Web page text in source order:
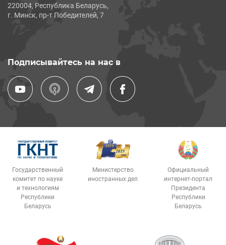
220004, Республика Беларусь,
г. Минск, пр-т Победителей, 7
Подписывайтесь на нас в
Государственный
комитет по науке
и технологиям
Республики
Беларусь
Министерство
иностранных дел
Официальный
интернет-портал
Президента
Республики
Беларусь